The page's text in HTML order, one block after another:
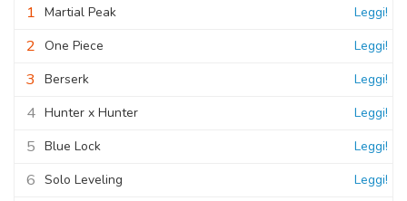
1 Martial Peak Leggi!
2 One Piece Leggi!
3 Berserk Leggi!
4 Hunter x Hunter Leggi!
5 Blue Lock Leggi!
6 Solo Leveling Leggi!